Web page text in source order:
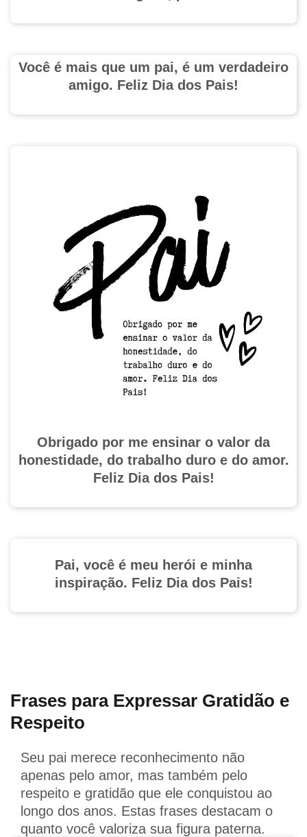
Você é mais que um pai, é um verdadeiro
amigo. Feliz Dia dos Pais!
Obrigado por me ensinar o valor da
honestidade, do trabalho duro e do amor.
Feliz Dia dos Pais!
Pai, você é meu herói e minha
inspiração. Feliz Dia dos Pais!
Frases para Expressar Gratidão e
Respeito
Seu pai merece reconhecimento não
apenas pelo amor, mas também pelo
respeito e gratidão que ele conquistou ao
longo dos anos. Estas frases destacam o
quanto você valoriza sua figura paterna.